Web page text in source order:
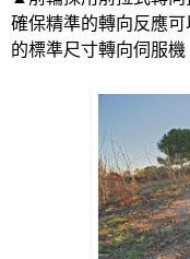
確保精準的轉向反應
的標準尺寸轉向伺服機